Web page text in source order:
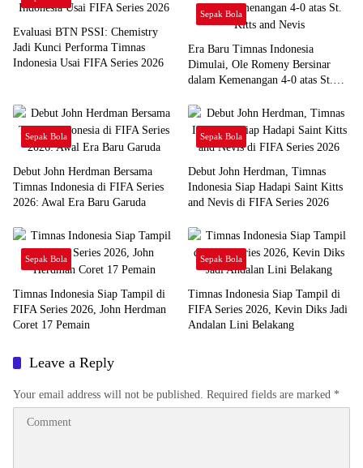
Evaluasi BTN PSSI: Chemistry
Jadi Kunci Performa Timnas
Indonesia Usai FIFA Series 2026
Sepak Bola
Era Baru Timnas Indonesia
Dimulai, Ole Romeny Bersinar
dalam Kemenangan 4-0 atas St.
Sepak Bola
Debut John Herdman Bersama
Timnas Indonesia di FIFA Series
2026: Awal Era Baru Garuda
Sepak Bola
Debut John Herdman, Timnas
Indonesia Siap Hadapi Saint Kitts
and Nevis di FIFA Series 2026
Sepak Bola
Timnas Indonesia Siap Tampil di
FIFA Series 2026, John Herdman
Coret 17 Pemain
Sepak Bola
Timnas Indonesia Siap Tampil di
FIFA Series 2026, Kevin Diks Jadi
Andalan Lini Belakang
Leave a Reply
Your email address will not be published. Required fields are marked *